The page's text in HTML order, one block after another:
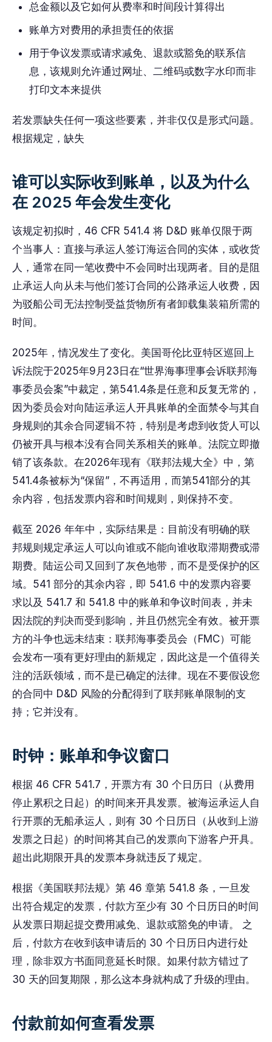
总金额以及它如何从费率和时间段计算得出
账单方对费用的承担责任的依据
用于争议发票或请求减免、退款或豁免的联系信
息，该规则允许通过网址、二维码或数字水印而非
打印文本来提供
若发票缺失任何一项这些要素，并非仅仅是形式问题。
根据规定，缺失
谁可以实际收到账单，以及为什么
在 2025 年会发生变化
该规定初拟时，46 CFR 541.4 将 D&D 账单仅限于两
个当事人：直接与承运人签订海运合同的实体，或收货
人，通常在同一笔收费中不会同时出现两者。目的是阻
止承运人向从未与他们签订合同的公路承运人收费，因
为驳船公司无法控制受益货物所有者卸载集装箱所需的
时间。
2025年，情况发生了变化。美国哥伦比亚特区巡回上
诉法院于2025年9月23日在“世界海事理事会诉联邦海
事委员会案”中裁定，第541.4条是任意和反复无常的，
因为委员会对向陆运承运人开具账单的全面禁令与其自
身规则的其余合同逻辑不符，特别是考虑到收货人可以
仍被开具与根本没有合同关系相关的账单。法院立即撤
销了该条款。在2026年现有《联邦法规大全》中，第
541.4条被标为“保留”，不再适用，而第541部分的其
余内容，包括发票内容和时间规则，则保持不变。
截至 2026 年年中，实际结果是：目前没有明确的联
邦规则规定承运人可以向谁或不能向谁收取滞期费或滞
期费。陆运公司又回到了灰色地带，而不是受保护的区
域。541 部分的其余内容，即 541.6 中的发票内容要
求以及 541.7 和 541.8 中的账单和争议时间表，并未
因法院的判决而受到影响，并且仍然完全有效。被开票
方的斗争也远未结束：联邦海事委员会（FMC）可能
会发布一项有更好理由的新规定，因此这是一个值得关
注的活跃领域，而不是已确定的法律。现在不要假设您
的合同中 D&D 风险的分配得到了联邦账单限制的支
持；它并没有。
时钟：账单和争议窗口
根据 46 CFR 541.7，开票方有 30 个日历日（从费用
停止累积之日起）的时间来开具发票。被海运承运人自
行开票的无船承运人，则有 30 个日历日（从收到上游
发票之日起）的时间将其自己的发票向下游客户开具。
超出此期限开具的发票本身就违反了规定。
根据《美国联邦法规》第 46 章第 541.8 条，一旦发
出符合规定的发票，付款方至少有 30 个日历日的时间
从发票日期起提交费用减免、退款或豁免的申请。 之
后，付款方在收到该申请后的 30 个日历日内进行处
理，除非双方书面同意延长时限。如果付款方错过了
30 天的回复期限，那么这本身就构成了升级的理由。
付款前如何查看发票